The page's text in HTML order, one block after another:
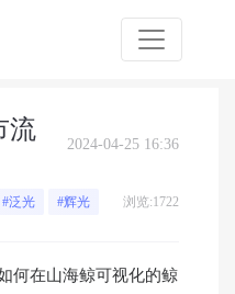
流
2024-04-25 16:36
#泛光 #辉光 浏览:1722
何在山海鲸可视化的鲸